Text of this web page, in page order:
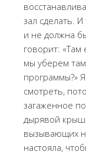
зал сделать. И
и не должна
говорит:
мы уберем
программы?»
смотреть,
загаженное
дырявой
вызывающих
настояла,